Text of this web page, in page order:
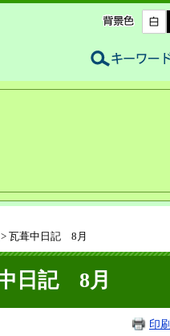
> 瓦葺中日記 8月
日記 8月
印